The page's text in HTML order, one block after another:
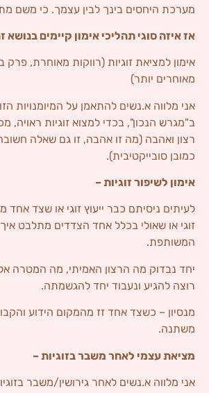
מערכת היחסים בינך לבין עצמך. כי משם
אז איזה סוגי תהליכי אימון קיימים בנושא
אימון למציאת זוגיות (רווקות מאוחרת, פרק
מאוחרים יותר)
אני מלווה א.נשים להתאמן על המיומנויות
ב"מגרש הנכון", בכדי למצוא זוגיות ראויה,
רצון ואהבה (מה זו אהבה, זו גם שאלה חשובה
כמובן סובייקטיבית).
אימון לשיפור זוגיות –
לעיתים ניסיתם כבר ייעוץ זוגי או שצד אחד
זוגי או שאולי בכלל אחד הצדדים מתלבט
המשותפת.
יחד נבדוק מה הרצון האמיתי, מה המטרה
רוצה להגיע ונעבוד יחד להגשמתה.
מנסיון – כשצד אחד זז מהמקום הידוע
משתנה.
מציאת עצמי לאחר משבר בזוגיות –
אני מלווה א.נשים לאחר גירושין/משבר